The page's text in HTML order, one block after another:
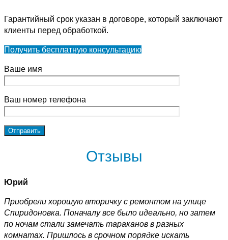
Гарантийный срок указан в договоре, который заключают
клиенты перед обработкой.
Получить бесплатную консультацию
Ваше имя
Ваш номер телефона
Отзывы
Юрий
Приобрели хорошую вторичку с ремонтом на улице
Спиридоновка. Поначалу все было идеально, но затем
по ночам стали замечать тараканов в разных
комнатах. Пришлось в срочном порядке искать